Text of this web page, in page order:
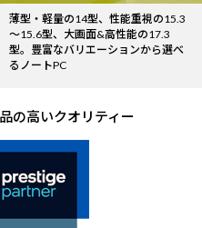
薄型・軽量の14型、性能重視の15.3
～15.6型、大画面&高性能の17.3
型。豊富なバリエーションから選べ
るノートPC
の高いクオリティー